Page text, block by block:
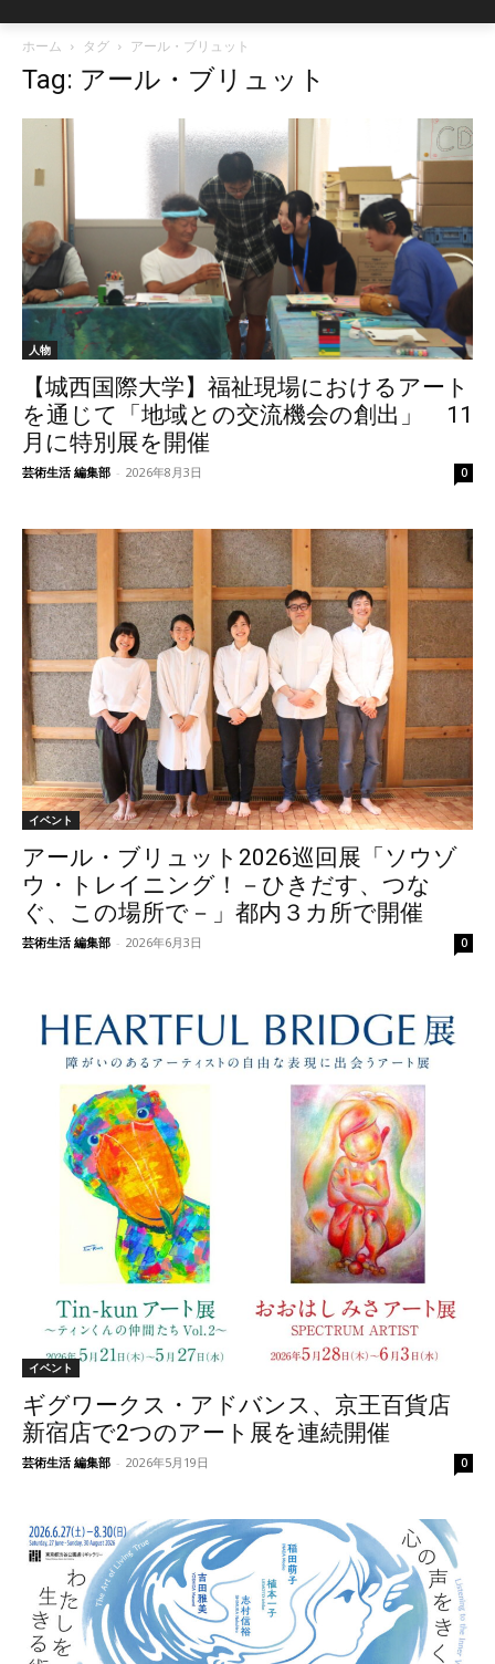
ホーム タグ アール・ブリュット
Tag: アール・ブリュット
人物
【城西国際大学】福祉現場におけるアート
を通じて「地域との交流機会の創出」 11
月に特別展を開催
芸術生活 編集部 - 2026年8月3日 0
イベント
アール・ブリュット2026巡回展「ソウゾ
ウ・トレイニング！－ひきだす、つな
ぐ、この場所で－」都内３カ所で開催
芸術生活 編集部 - 2026年6月3日 0
イベント
ギグワークス・アドバンス、京王百貨店
新宿店で2つのアート展を連続開催
芸術生活 編集部 - 2026年5月19日 0